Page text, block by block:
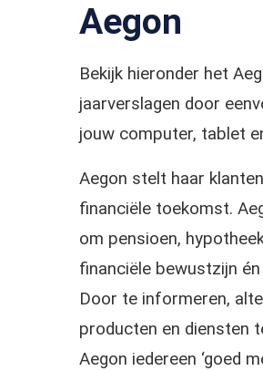
Aegon
Bekijk hieronder het
jaarverslagen door
jouw computer, tablet
Aegon stelt haar
financiële toekomst.
om pensioen,
financiële bewustzijn
Door te informeren,
producten en diensten
Aegon iedereen ‘goed